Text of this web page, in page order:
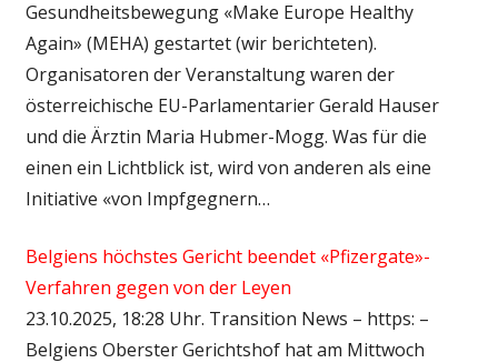
Gesundheitsbewegung «Make Europe Healthy
Again» (MEHA) gestartet (wir berichteten).
Organisatoren der Veranstaltung waren der
österreichische EU-Parlamentarier Gerald Hauser
und die Ärztin Maria Hubmer-Mogg. Was für die
einen ein Lichtblick ist, wird von anderen als eine
Initiative «von Impfgegnern…
Belgiens höchstes Gericht beendet «Pfizergate»-
Verfahren gegen von der Leyen
23.10.2025, 18:28 Uhr. Transition News – https: –
Belgiens Oberster Gerichtshof hat am Mittwoch